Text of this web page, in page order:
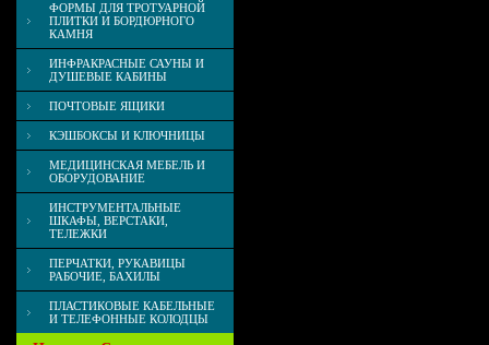
ФОРМЫ ДЛЯ ТРОТУАРНОЙ
ПЛИТКИ И БОРДЮРНОГО
КАМНЯ
ИНФРАКРАСНЫЕ САУНЫ И
ДУШЕВЫЕ КАБИНЫ
ПОЧТОВЫЕ ЯЩИКИ
КЭШБОКСЫ И КЛЮЧНИЦЫ
МЕДИЦИНСКАЯ МЕБЕЛЬ И
ОБОРУДОВАНИЕ
ИНСТРУМЕНТАЛЬНЫЕ
ШКАФЫ, ВЕРСТАКИ,
ТЕЛЕЖКИ
ПЕРЧАТКИ, РУКАВИЦЫ
РАБОЧИЕ, БАХИЛЫ
ПЛАСТИКОВЫЕ КАБЕЛЬНЫЕ
И ТЕЛЕФОННЫЕ КОЛОДЦЫ